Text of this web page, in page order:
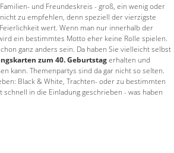
und Freundeskreis - groß, ein wenig oder
zu empfehlen, denn speziell der vierzigste
wert. Wenn man nur innerhalb der
ein bestimmtes Motto eher keine Rolle spielen.
ganz anders sein. Da haben Sie vielleicht selbst
zum 40. Geburtstagerhalten und
kann. Themenpartys sind da gar nicht so selten.
Black & White, Trachten- oder zu bestimmten
schnell in die Einladung geschrieben - was haben